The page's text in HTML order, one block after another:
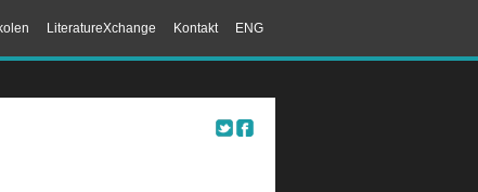
ENG
Kontakt
LiteratureXchange